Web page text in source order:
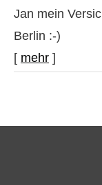
Jan mein
Berlin :-)
[ mehr ]